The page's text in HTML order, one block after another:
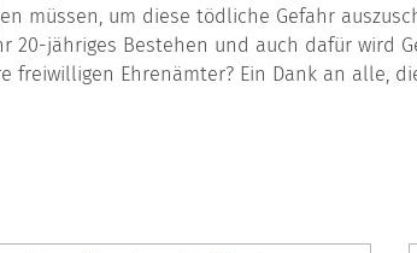
müssen, um diese tödliche Gefahr
20-jähriges Bestehen und auch dafür wird
freiwilligen Ehrenämter? Ein Dank an alle,